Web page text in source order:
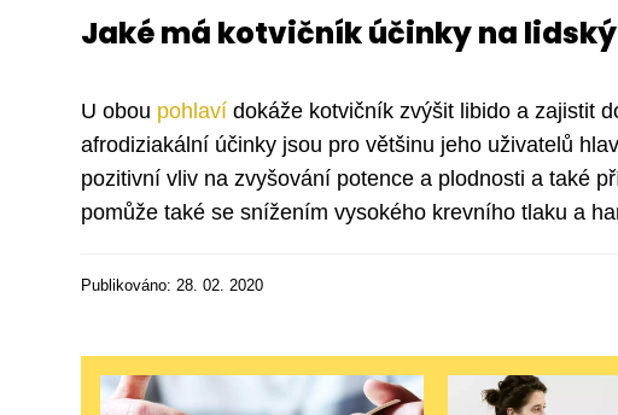
Jaké má kotvičník účinky na
U obou pohlaví dokáže kotvičník zvýšit libido a zajistit
afrodiziakální účinky jsou pro většinu jeho uživatelů
pozitivní vliv na zvyšování potence a plodnosti a také
pomůže také se snížením vysokého krevního tlaku a
Publikováno: 28. 02. 2020